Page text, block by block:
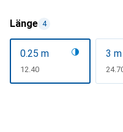
Länge 4
0.25 m
CHF
12.40
3 m
CHF